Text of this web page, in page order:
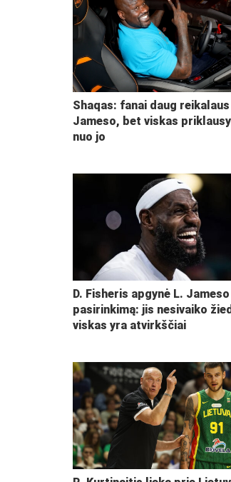
Shaqas: fanai daug
Jameso, bet viskas
nuo jo
D. Fisheris apgynė L. Jameso
pasirinkimą: jis nesivaiko
viskas yra atvirkščiai